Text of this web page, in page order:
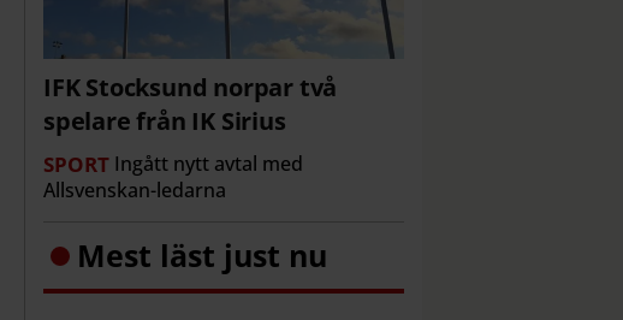
IFK Stocksund norpar två
spelare från IK Sirius
SPORT Ingått nytt avtal med
Allsvenskan-ledarna
Mest läst just nu